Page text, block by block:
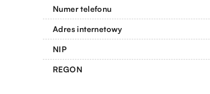
Numer telefonu
Adres internetowy
NIP
REGON